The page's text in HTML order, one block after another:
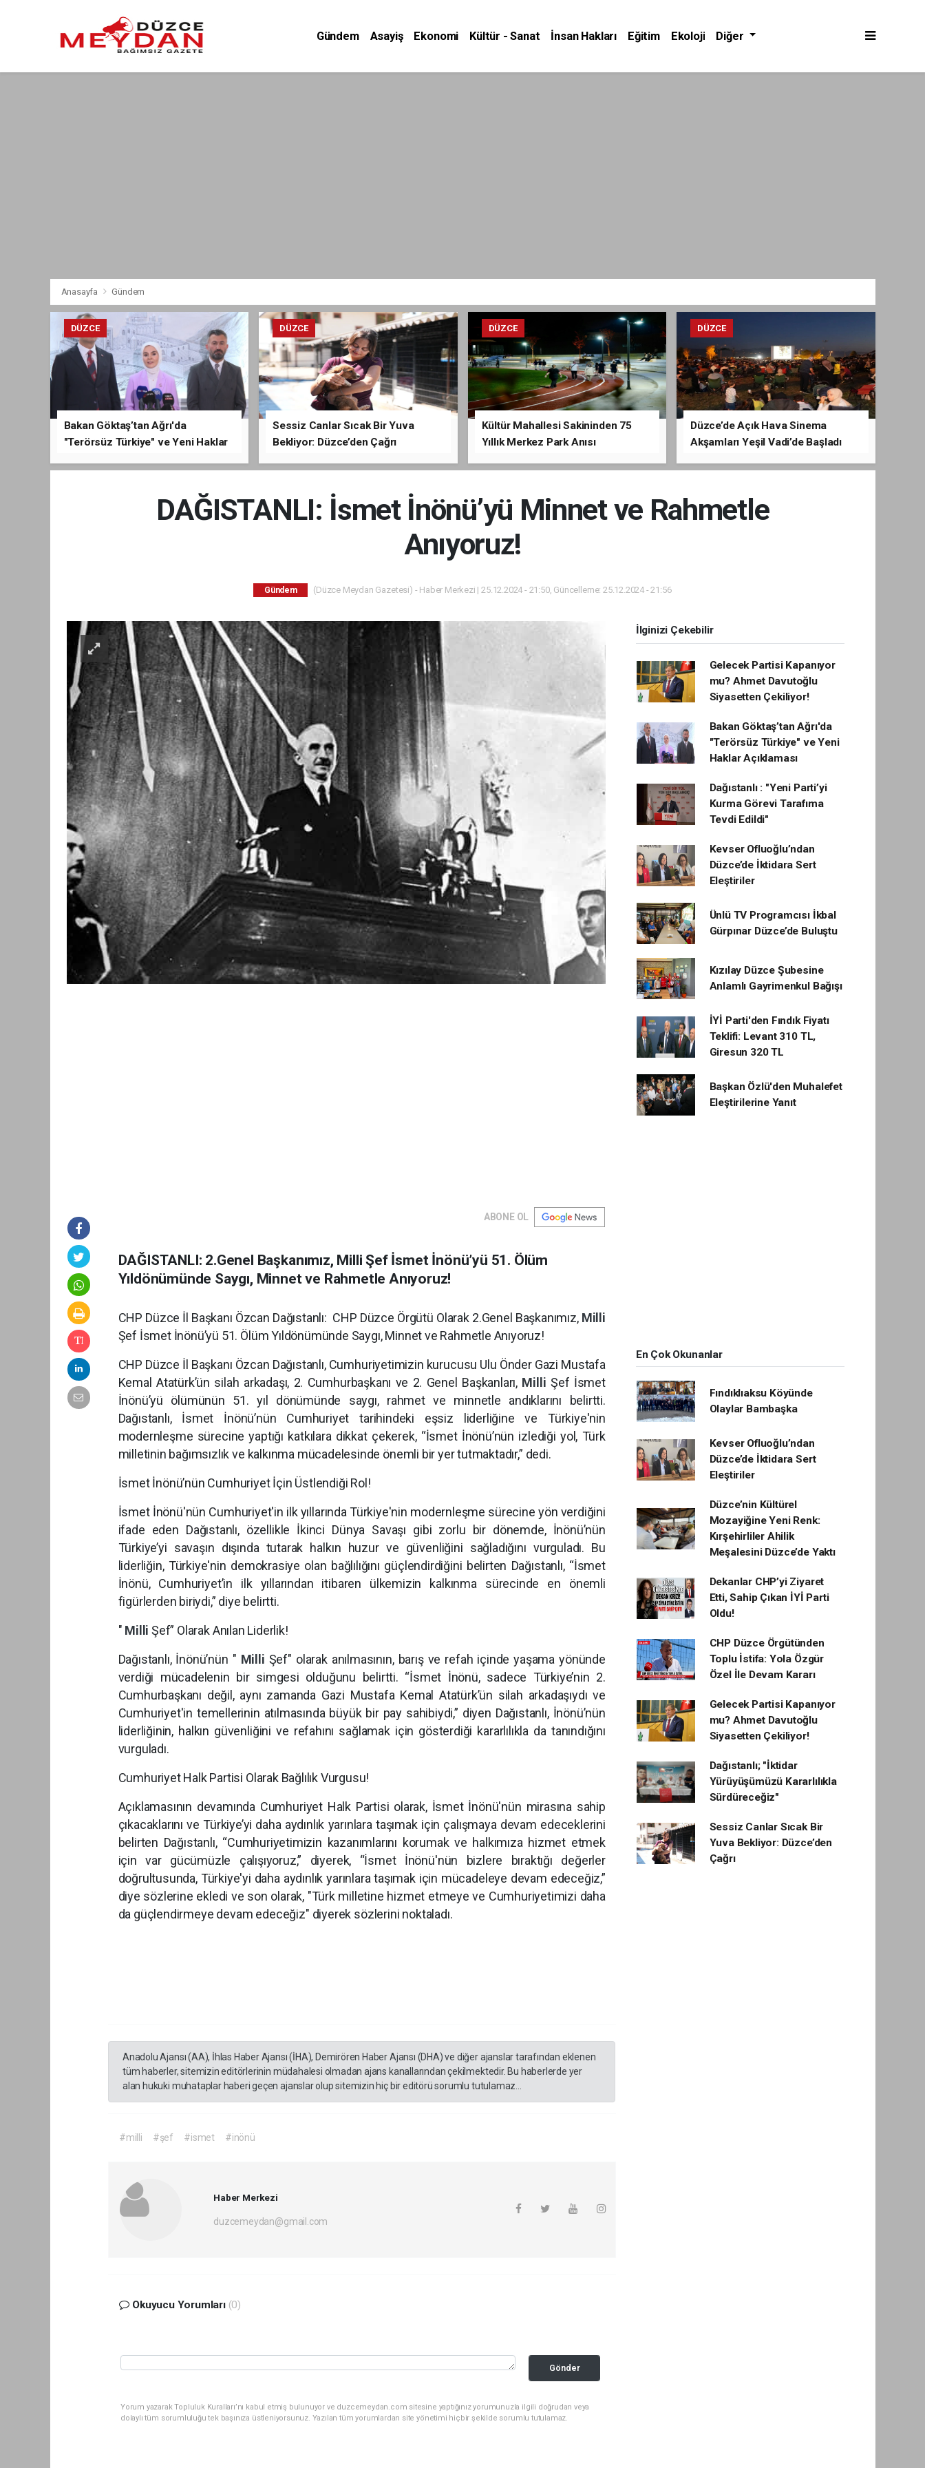
Gündem Asayiş Ekonomi Kültür - Sanat İnsan Hakları Eğitim Ekoloji Diğer
Anasayfa Gündem
DÜZCE
Bakan Göktaş’tan Ağrı'da
"Terörsüz Türkiye" ve Yeni Haklar
DÜZCE
Sessiz Canlar Sıcak Bir Yuva
Bekliyor: Düzce’den Çağrı
DÜZCE
Kültür Mahallesi Sakininden 75
Yıllık Merkez Park Anısı
DÜZCE
Düzce’de Açık Hava Sinema
Akşamları Yeşil Vadi’de Başladı
DAĞISTANLI: İsmet İnönü’yü Minnet ve Rahmetle
Anıyoruz!
Gündem (Düzce Meydan Gazetesi) - Haber Merkezi | 25.12.2024 - 21:50, Güncelleme: 25.12.2024 - 21:56
ABONE OL
DAĞISTANLI: 2.Genel Başkanımız, Milli Şef İsmet İnönü’yü 51. Ölüm
Yıldönümünde Saygı, Minnet ve Rahmetle Anıyoruz!
CHP Düzce İl Başkanı Özcan Dağıstanlı: CHP Düzce Örgütü Olarak 2.Genel Başkanımız, Milli
Şef İsmet İnönü’yü 51. Ölüm Yıldönümünde Saygı, Minnet ve Rahmetle Anıyoruz!
CHP Düzce İl Başkanı Özcan Dağıstanlı, Cumhuriyetimizin kurucusu Ulu Önder Gazi Mustafa
Kemal Atatürk’ün silah arkadaşı, 2. Cumhurbaşkanı ve 2. Genel Başkanları, Milli Şef İsmet
İnönü’yü ölümünün 51. yıl dönümünde saygı, rahmet ve minnetle andıklarını belirtti.
Dağıstanlı, İsmet İnönü’nün Cumhuriyet tarihindeki eşsiz liderliğine ve Türkiye'nin
modernleşme sürecine yaptığı katkılara dikkat çekerek, “İsmet İnönü’nün izlediği yol, Türk
milletinin bağımsızlık ve kalkınma mücadelesinde önemli bir yer tutmaktadır,” dedi.
İsmet İnönü’nün Cumhuriyet İçin Üstlendiği Rol!
İsmet İnönü'nün Cumhuriyet'in ilk yıllarında Türkiye'nin modernleşme sürecine yön verdiğini
ifade eden Dağıstanlı, özellikle İkinci Dünya Savaşı gibi zorlu bir dönemde, İnönü’nün
Türkiye’yi savaşın dışında tutarak halkın huzur ve güvenliğini sağladığını vurguladı. Bu
liderliğin, Türkiye'nin demokrasiye olan bağlılığını güçlendirdiğini belirten Dağıstanlı, “İsmet
İnönü, Cumhuriyet’in ilk yıllarından itibaren ülkemizin kalkınma sürecinde en önemli
figürlerden biriydi,” diye belirtti.
" Milli Şef” Olarak Anılan Liderlik!
Dağıstanlı, İnönü’nün " Milli Şef" olarak anılmasının, barış ve refah içinde yaşama yönünde
verdiği mücadelenin bir simgesi olduğunu belirtti. “İsmet İnönü, sadece Türkiye’nin 2.
Cumhurbaşkanı değil, aynı zamanda Gazi Mustafa Kemal Atatürk’ün silah arkadaşıydı ve
Cumhuriyet'in temellerinin atılmasında büyük bir pay sahibiydi,” diyen Dağıstanlı, İnönü’nün
liderliğinin, halkın güvenliğini ve refahını sağlamak için gösterdiği kararlılıkla da tanındığını
vurguladı.
Cumhuriyet Halk Partisi Olarak Bağlılık Vurgusu!
Açıklamasının devamında Cumhuriyet Halk Partisi olarak, İsmet İnönü'nün mirasına sahip
çıkacaklarını ve Türkiye’yi daha aydınlık yarınlara taşımak için çalışmaya devam edeceklerini
belirten Dağıstanlı, “Cumhuriyetimizin kazanımlarını korumak ve halkımıza hizmet etmek
için var gücümüzle çalışıyoruz,” diyerek, “İsmet İnönü'nün bizlere bıraktığı değerler
doğrultusunda, Türkiye'yi daha aydınlık yarınlara taşımak için mücadeleye devam edeceğiz,”
diye sözlerine ekledi ve son olarak, "Türk milletine hizmet etmeye ve Cumhuriyetimizi daha
da güçlendirmeye devam edeceğiz" diyerek sözlerini noktaladı.
Anadolu Ajansı (AA), İhlas Haber Ajansı (İHA), Demirören Haber Ajansı (DHA) ve diğer ajanslar tarafından eklenen
tüm haberler, sitemizin editörlerinin müdahalesi olmadan ajans kanallarından çekilmektedir. Bu haberlerde yer
alan hukuki muhataplar haberi geçen ajanslar olup sitemizin hiç bir editörü sorumlu tutulamaz...
#milli #şef #ismet #inönü
Haber Merkezi
duzcemeydan@gmail.com
Okuyucu Yorumları (0)
Gönder
Yorum yazarak Topluluk Kuralları’nı kabul etmiş bulunuyor ve duzcemeydan.com sitesine yaptığınız yorumunuzla ilgili doğrudan veya
dolaylı tüm sorumluluğu tek başınıza üstleniyorsunuz. Yazılan tüm yorumlardan site yönetimi hiçbir şekilde sorumlu tutulamaz.
İlginizi Çekebilir
Gelecek Partisi Kapanıyor
mu? Ahmet Davutoğlu
Siyasetten Çekiliyor!
Bakan Göktaş’tan Ağrı'da
"Terörsüz Türkiye" ve Yeni
Haklar Açıklaması
Dağıstanlı : "Yeni Parti’yi
Kurma Görevi Tarafıma
Tevdi Edildi"
Kevser Ofluoğlu’ndan
Düzce’de İktidara Sert
Eleştiriler
Ünlü TV Programcısı İkbal
Gürpınar Düzce’de Buluştu
Kızılay Düzce Şubesine
Anlamlı Gayrimenkul Bağışı
İYİ Parti'den Fındık Fiyatı
Teklifi: Levant 310 TL,
Giresun 320 TL
Başkan Özlü'den Muhalefet
Eleştirilerine Yanıt
En Çok Okunanlar
Fındıklıaksu Köyünde
Olaylar Bambaşka
Kevser Ofluoğlu’ndan
Düzce’de İktidara Sert
Eleştiriler
Düzce’nin Kültürel
Mozayiğine Yeni Renk:
Kırşehirliler Ahilik
Meşalesini Düzce’de Yaktı
Dekanlar CHP’yi Ziyaret
Etti, Sahip Çıkan İYİ Parti
Oldu!
CHP Düzce Örgütünden
Toplu İstifa: Yola Özgür
Özel İle Devam Kararı
Gelecek Partisi Kapanıyor
mu? Ahmet Davutoğlu
Siyasetten Çekiliyor!
Dağıstanlı; "İktidar
Yürüyüşümüzü Kararlılıkla
Sürdüreceğiz"
Sessiz Canlar Sıcak Bir
Yuva Bekliyor: Düzce’den
Çağrı